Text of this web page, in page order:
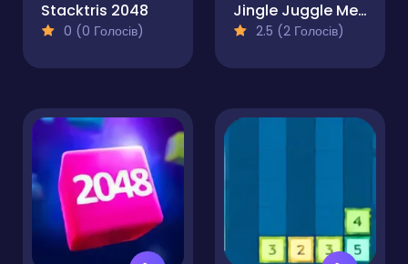
Stacktris 2048
0 (0 Голосів)
Jingle Juggle Merge
2.5 (2 Голосів)